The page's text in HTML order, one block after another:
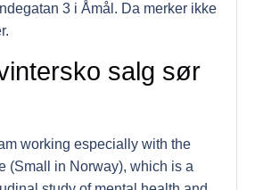
3 i Åmål. Da merker ikke
salg sør
working especially with the
(Small in Norway), which is a